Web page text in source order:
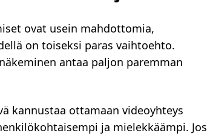
ovat usein mahdottomia,
on toiseksi paras vaihtoehto.
antaa paljon paremman
kannustaa ottamaan videoyhteys
ja mielekkäämpi. Jos